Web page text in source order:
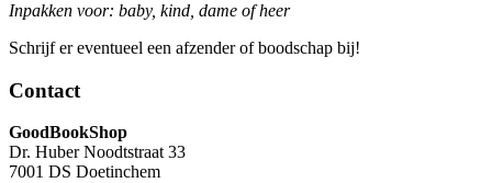
Inpakken voor: baby, kind, dame of heer
Schrijf er eventueel een afzender of boodschap bij!
Contact
GoodBookShop
Dr. Huber Noodtstraat 33
7001 DS Doetinchem